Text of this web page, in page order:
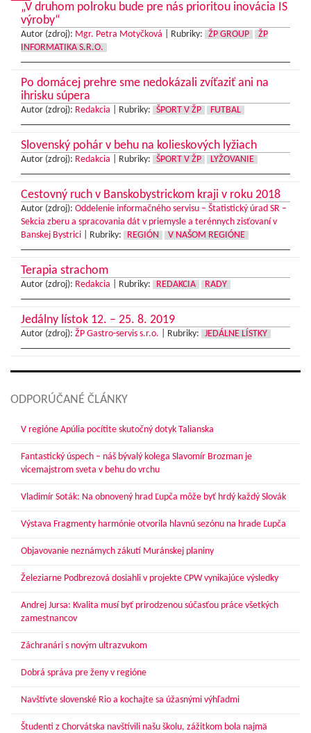
„V druhom polroku bude pre nás prioritou inovácia IS
výroby“
Autor (zdroj): Mgr. Petra Motyčková Rubriky: ŽP GROUP
ŽP
INFORMATIKA S.R.O.
Po domácej prehre sme nedokázali zvíťaziť ani na
ihrisku súpera
Autor (zdroj): Redakcia Rubriky: ŠPORT V ŽP FUTBAL
Slovenský pohár v behu na kolieskových lyžiach
Autor (zdroj): Redakcia Rubriky: ŠPORT V ŽP LYŽOVANIE
Cestovný ruch v Banskobystrickom kraji v roku 2018
Autor (zdroj): Oddelenie informačného servisu – Štatistický úrad SR –
Sekcia zberu a spracovania dát v priemysle a terénnych zisťovaní v
Banskej Bystrici
Rubriky: REGIÓN V NAŠOM REGIÓNE
Terapia strachom
Autor (zdroj): Redakcia Rubriky: REDAKCIA RADY
Jedálny lístok 12. – 25. 8. 2019
Autor (zdroj): ŽP Gastro-servis s.r.o. Rubriky: JEDÁLNE LÍSTKY
ODPORÚČANÉ ČLÁNKY
V regióne Apúlia pocítite skutočný dotyk Talianska
Fantastický úspech – náš bývalý kolega Slavomír Brozman je
vicemajstrom sveta v behu do vrchu
Vladimír Soták: Na obnovený hrad Ľupča môže byť hrdý každý Slovák
Výstava Fragmenty harmónie otvorila hlavnú sezónu na hrade Ľupča
Objavovanie neznámych zákutí Muránskej planiny
Železiarne Podbrezová dosiahli v projekte CPW vynikajúce výsledky
Andrej Jursa: Kvalita musí byť prirodzenou súčasťou práce všetkých
zamestnancov
Záchranári s novým ultrazvukom
Dobrá správa pre ženy v regióne
Navštívte slovenské Rio a kochajte sa úžasnými výhľadmi
Študenti z Chorvátska navštívili našu školu, zážitkom bola najmä